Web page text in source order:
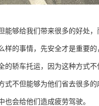
够给我们带来很多的好处
的事情，先安全才是重要
轿车托运，因为这种方式
不但能够为他们省去很多
会给他们造成疲劳驾驶。